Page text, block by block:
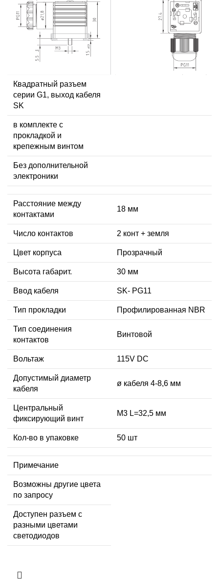
Квадратный разъем
серии G1, выход кабеля
SK
в комплекте с
прокладкой и
крепежным винтом
Без дополнительной
электроники
Расстояние между
контактами
18 мм
Число контактов 2 конт + земля
Цвет корпуса Прозрачный
Высота габарит. 30 мм
Ввод кабеля SK- PG11
Тип прокладки Профилированная NBR
Тип соединения
контактов
Винтовой
Вольтаж 115V DC
Допустимый диаметр
кабеля
ø кабеля 4-8,6 мм
Центральный
фиксирующий винт
М3 L=32,5 мм
Кол-во в упаковке 50 шт
Примечание
Возможны другие цвета
по запросу
Доступен разъем с
разными цветами
светодиодов